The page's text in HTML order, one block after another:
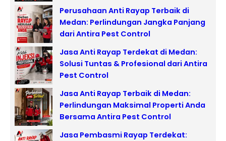
Perusahaan Anti Rayap Terbaik di
Medan: Perlindungan Jangka Panjang
dari Antira Pest Control
Jasa Anti Rayap Terdekat di Medan:
Solusi Tuntas & Profesional dari Antira
Pest Control
Jasa Anti Rayap Terbaik di Medan:
Perlindungan Maksimal Properti Anda
Bersama Antira Pest Control
Jasa Pembasmi Rayap Terdekat: